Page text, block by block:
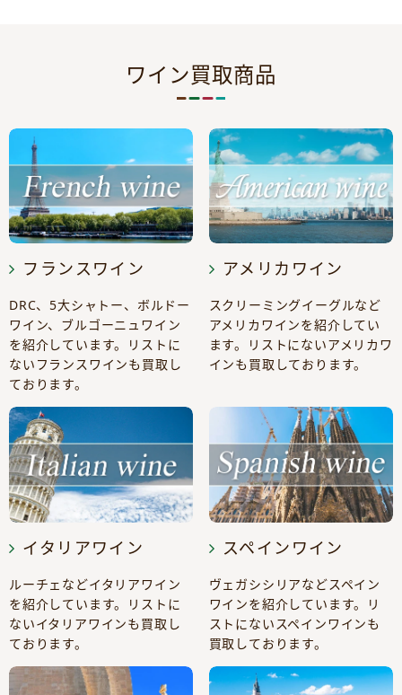
ワイン買取商品
フランスワイン
DRC、5大シャトー、ボルドー
ワイン、ブルゴーニュワイン
を紹介しています。リストに
ないフランスワインも買取し
ております。
アメリカワイン
スクリーミングイーグルなど
アメリカワインを紹介してい
ます。リストにないアメリカワ
インも買取しております。
イタリアワイン
ルーチェなどイタリアワイン
を紹介しています。リストに
ないイタリアワインも買取し
ております。
スペインワイン
ヴェガシシリアなどスペイン
ワインを紹介しています。リ
ストにないスペインワインも
買取しております。